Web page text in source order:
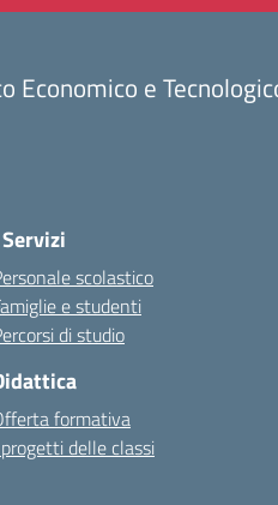
Economico e
scolastico
e studenti
di studio
formativa
delle classi